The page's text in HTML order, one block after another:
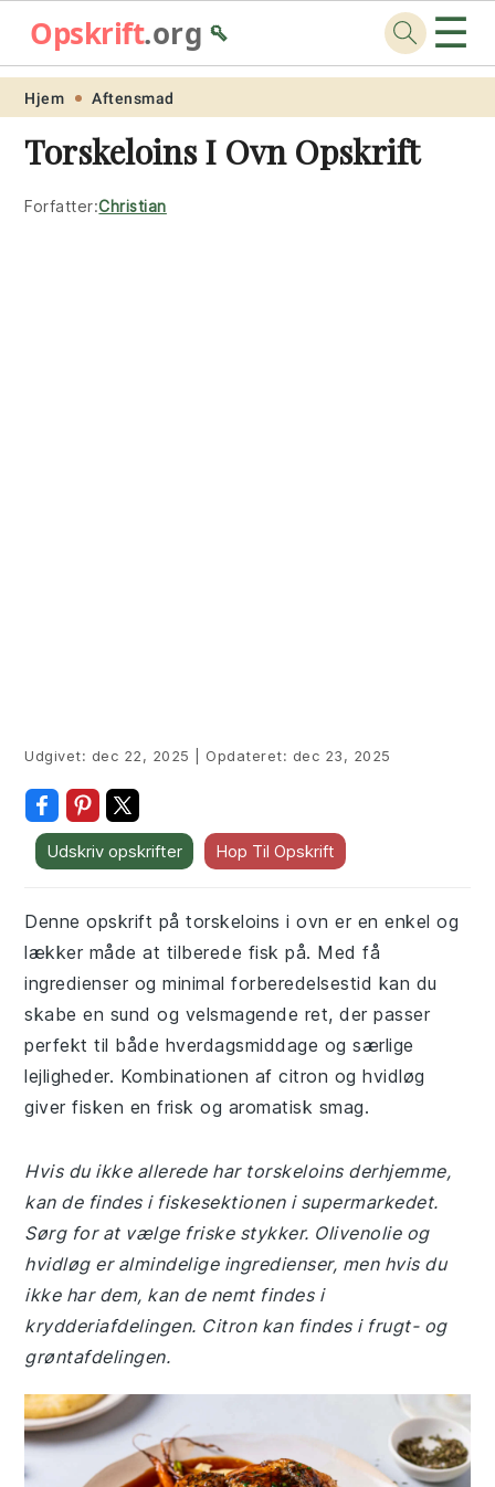
Skip
primary
navigation
Skip
main
content
Skip
primary
sidebar
Skip
footer
Opskrift.org🥄 ☰
Hjem Aftensmad
Torskeloins I Ovn Opskrift
Forfatter:Christian
Udgivet: dec 22, 2025 Opdateret: dec 23, 2025
Udskriv opskrifter Hop Til Opskrift
Denne opskrift på torskeloins i ovn er en enkel og
lækker måde at tilberede fisk på. Med få
ingredienser og minimal forberedelsestid kan du
skabe en sund og velsmagende ret, der passer
perfekt til både hverdagsmiddage og særlige
lejligheder. Kombinationen af citron og hvidløg
giver fisken en frisk og aromatisk smag.
Hvis du ikke allerede har torskeloins derhjemme,
kan de findes i fiskesektionen i supermarkedet.
Sørg for at vælge friske stykker. Olivenolie og
hvidløg er almindelige ingredienser, men hvis du
ikke har dem, kan de nemt findes i
krydderiafdelingen. Citron kan findes i frugt- og
grøntafdelingen.